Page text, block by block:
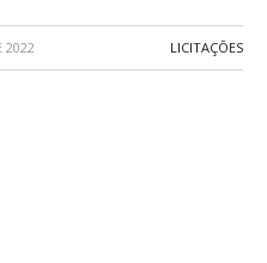
2022 LICITAÇÕES